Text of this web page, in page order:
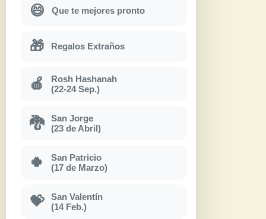
😄 Que te mejores pronto
🎁 Regalos Extraños
🍎
Rosh Hashanah
(22-24 Sep.)
🐉
San Jorge
(23 de Abril)
🍀
San Patricio
(17 de Marzo)
💝
San Valentín
(14 Feb.)